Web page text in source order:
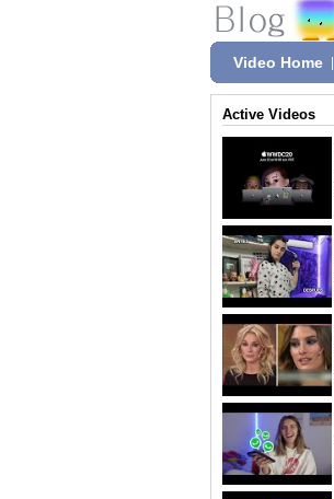
Video Home
Active Videos